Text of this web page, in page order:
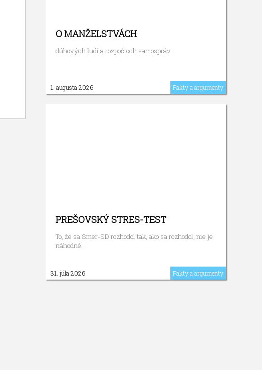
O MANŽELSTVÁCH
dúhových ľudí a rozpočtoch samospráv
1. augusta 2026 Fakty a argumenty
PREŠOVSKÝ STRES-TEST
To, že sa Smer-SD rozhodol tak, ako sa rozhodol, nie je
náhodné.
31. júla 2026 Fakty a argumenty